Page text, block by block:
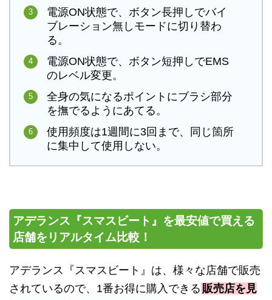
電源ON状態で、ボタン長押しでバイ
ブレーション無しモードに切り替わ
る。
電源ON状態で、ボタン短押しでEMS
のレベル変更。
全身の気になるポイントにブラシ部分
を撫でるようにあてる。
使用頻度は1週間に3回まで、同じ箇所
に集中して使用しない。
アデランス『スマスビート』を最安値で買える
店舗をリアルタイム比較！
アデランス『スマスビート』は、様々な店舗で販売
されているので、1番お得に購入できる 販売店を見